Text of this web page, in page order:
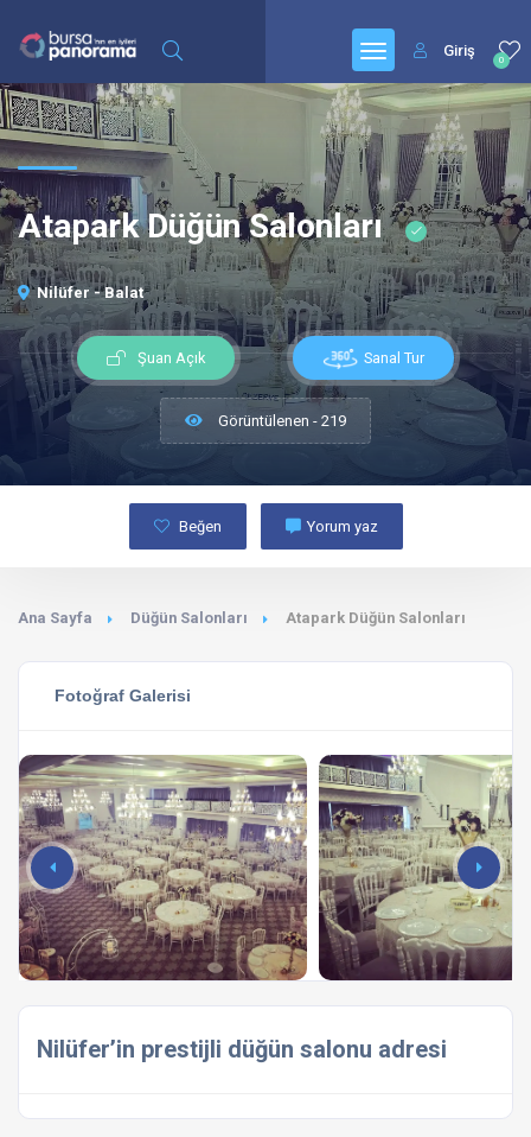
0
Giriş
Atapark Düğün Salonları
Nilüfer - Balat
Şuan Açık Sanal Tur
Görüntülenen - 219
Beğen Yorum yaz
Ana Sayfa Düğün Salonları Atapark Düğün Salonları
Fotoğraf Galerisi
Nilüfer’in prestijli düğün salonu adresi